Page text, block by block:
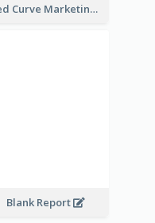
Red Curve Marketing Reports
Blank Report